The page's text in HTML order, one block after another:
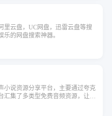
里云盘，UC网盘，迅雷云盘等搜
的网盘搜索神器。
小说资源分享平台，主要通过夸克
汇集了多类型免费音频资源，让用
，体验方便的听书体验。